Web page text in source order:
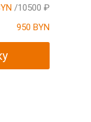
/10500 ₽
950 BYN